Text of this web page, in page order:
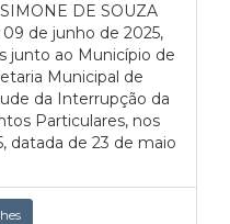
DE SOUZA
de junho de 2025,
junto ao Município de
Municipal de
da Interrupção da
Particulares, nos
datada de 23 de maio